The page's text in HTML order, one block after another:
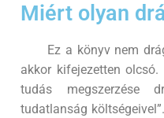
Miért olyan
Ez a könyv nem
akkor kifejezetten
tudás megszerzése
tudatlanság